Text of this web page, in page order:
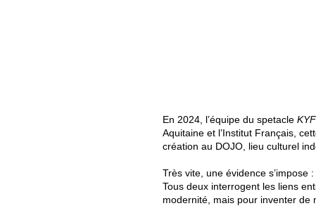
En 2024, l’équipe du spetacle
Aquitaine et l’Institut Français,
création au DOJO, lieu culturel
Très vite, une évidence
Tous deux interrogent les liens
modernité, mais pour inventer de